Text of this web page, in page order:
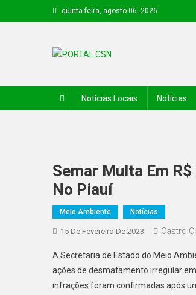
quinta-feira, agosto 06, 2026
Notícias Locais Notícias
Semar Multa Em
No Piauí
Meio Ambiente Notícias
15 De Fevereiro De 2023 Castro
A Secretaria de Estado do Meio
ações de desmatamento irregular
infrações foram confirmadas após